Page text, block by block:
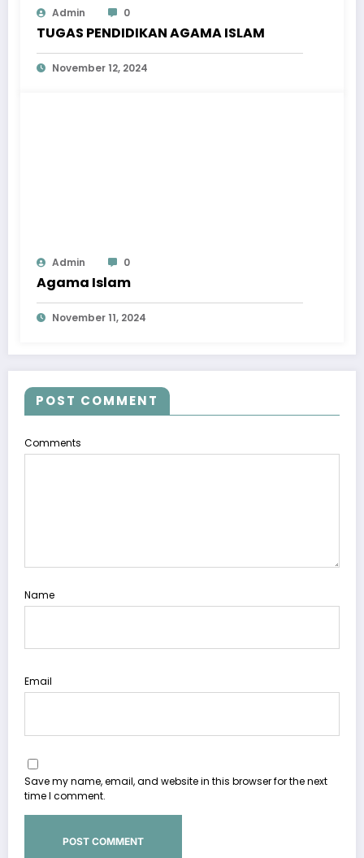
Admin 0
TUGAS PENDIDIKAN AGAMA ISLAM
November 12, 2024
Admin 0
Agama Islam
November 11, 2024
POST COMMENT
Comments
Name
Email
Save my name, email, and website in this browser for the next
time I comment.